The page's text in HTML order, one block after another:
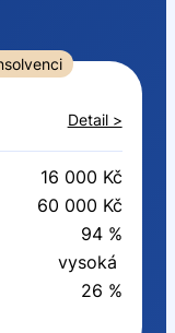
Detail >
16 000 Kč
60 000 Kč
94 %
vysoká
26 %